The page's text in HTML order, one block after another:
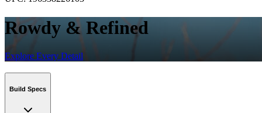
Rowdy & Refined
Explore Every Detail
Build Specs